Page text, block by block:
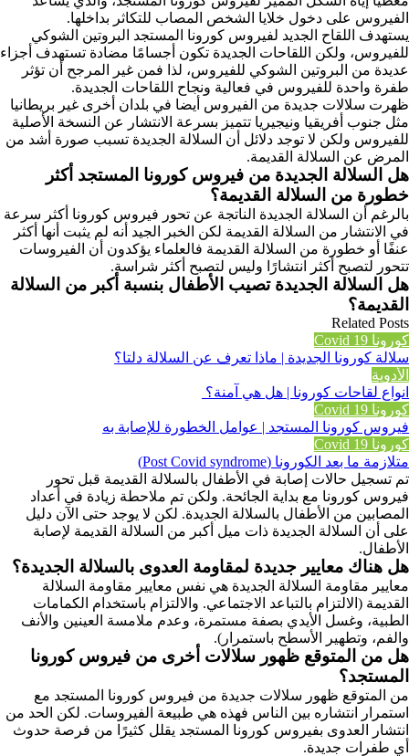
الفيروس على دخول خلايا الشخص المصاب للتكاثر بداخلها.
يستهدف اللقاح الجديد لفيروس كورونا المستجد البروتين الشوكي
للفيروس، ولكن اللقاحات الجديدة تكون أجسامًا مضادة تستهدف أجزاء
عديدة من البروتين الشوكي للفيروس، لذا فمن غير المرجح أن تؤثر
طفرة واحدة للفيروس في فعالية ونجاح اللقاحات الجديدة.
ظهرت سلالات جديدة من الفيروس أيضا في بلدان أخرى غير بريطانيا
مثل جنوب أفريقيا ونيجيريا تتميز بسرعة الانتشار عن النسخة الأصلية
للفيروس ولكن لا توجد دلائل أن السلالة الجديدة تسبب صورة أشد من
المرض عن السلالة القديمة.
هل السلالة الجديدة من فيروس كورونا المستجد أكثر
خطورة من السلالة القديمة؟
بالرغم أن السلالة الجديدة الناتجة عن تحور فيروس كورونا أكثر سرعة
في الانتشار من السلالة القديمة لكن الخبر الجيد أنه لم يثبت أنها أكثر
عنفًا أو خطورة من السلالة القديمة فالعلماء يؤكدون أن الفيروسات
تتحور لتصبح أكثر انتشارًا وليس لتصبح أكثر شراسة.
هل السلالة الجديدة تصيب الأطفال بنسبة أكبر من السلالة
القديمة؟
Related Posts
كورونا Covid 19
سلالة كورونا الجديدة | ماذا تعرف عن السلالة دلتا؟
الأدوية
انواع لقاحات كورونا | هل هي آمنة؟
كورونا Covid 19
فيروس كورونا المستجد | عوامل الخطورة للإصابة به
كورونا Covid 19
متلازمة ما بعد الكورونا (Post Covid syndrome)
تم تسجيل حالات إصابة في الأطفال بالسلالة القديمة قبل تحور
فيروس كورونا مع بداية الجائحة. ولكن تم ملاحطة زيادة في أعداد
المصابين من الأطفال بالسلالة الجديدة. لكن لا يوجد حتى الآن دليل
على أن السلالة الجديدة ذات ميل أكبر من السلالة القديمة لإصابة
الأطفال.
هل هناك معايير جديدة لمقاومة العدوى بالسلالة الجديدة؟
معايير مقاومة السلالة الجديدة هي نفس معايير مقاومة السلالة
القديمة (الالتزام بالتباعد الاجتماعي. والالتزام باستخدام الكمامات
الطبية، وغسل الأيدي بصفة مستمرة، وعدم ملامسة العينين والأنف
والفم، وتطهير الأسطح باستمرار).
هل من المتوقع ظهور سلالات أخرى من فيروس كورونا
المستجد؟
من المتوقع ظهور سلالات جديدة من فيروس كورونا المستجد مع
استمرار انتشاره بين الناس فهذه هي طبيعة الفيروسات. لكن الحد من
انتشار العدوى بفيروس كورونا المستجد يقلل كثيرًا من فرصة حدوث
أي طفرات جديدة.